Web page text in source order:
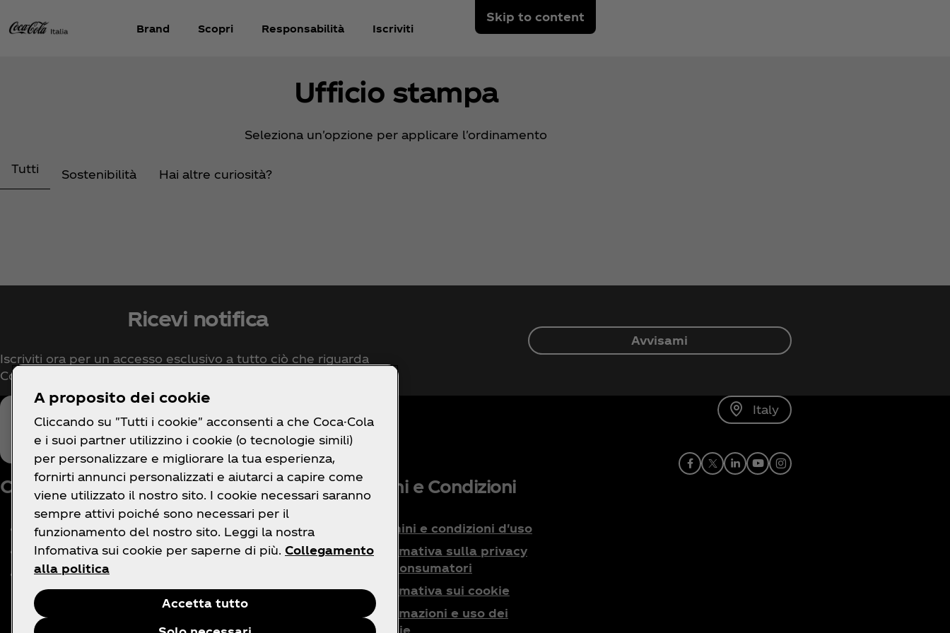
Skip to content
Brand Scopri Responsabilità Iscriviti
Ufficio stampa
Seleziona un'opzione per applicare l'ordinamento
Tutti Sostenibilità Hai altre curiosità?
Ricevi notifica
Iscriviti ora per un accesso esclusivo a tutto ciò che riguarda
Coca‑Cola!
Avvisami
Italy
Chi siamo
La nostra azienda
Ufficio stampa
Lavora con noi
Hai bisogno di aiuto?
Mappa del sito
Contatti
Termini e Condizioni
Termini e condizioni d'uso
Informativa sulla privacy
dei consumatori
Informativa sui cookie
Informazioni e uso dei
cookie
Facebook
X linkedin
YoutubeInstagram
A proposito dei cookie
Cliccando su "Tutti i cookie" acconsenti a che Coca-Cola
e i suoi partner utilizzino i cookie (o tecnologie simili)
per personalizzare e migliorare la tua esperienza,
fornirti annunci personalizzati e aiutarci a capire come
viene utilizzato il nostro sito. I cookie necessari saranno
sempre attivi poiché sono necessari per il
funzionamento del nostro sito. Leggi la nostra
Infomativa sui cookie per saperne di più. Collegamento
alla politica
Accetta tutto